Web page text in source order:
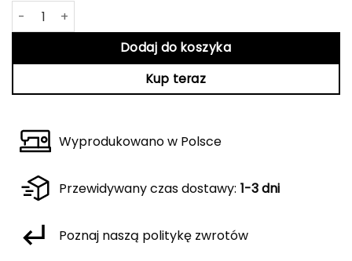
ilość Biała sukienka Wendy
Dodaj do koszyka
Kup teraz
Wyprodukowano w Polsce
Przewidywany czas dostawy: 1-3 dni
Poznaj naszą politykę zwrotów